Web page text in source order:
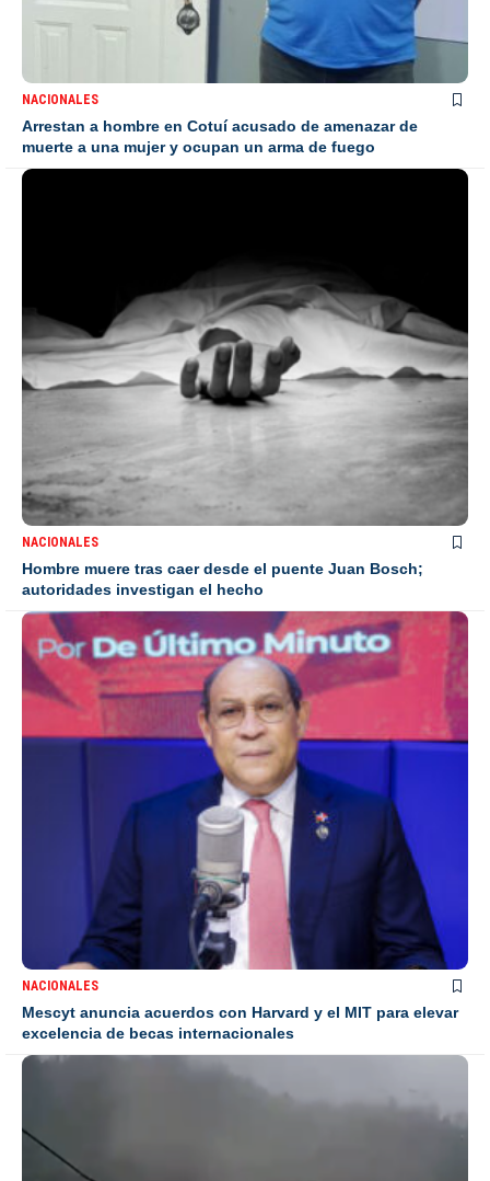
NACIONALES
Arrestan a hombre en Cotuí acusado de amenazar de
muerte a una mujer y ocupan un arma de fuego
NACIONALES
Hombre muere tras caer desde el puente Juan Bosch;
autoridades investigan el hecho
NACIONALES
Mescyt anuncia acuerdos con Harvard y el MIT para elevar
excelencia de becas internacionales